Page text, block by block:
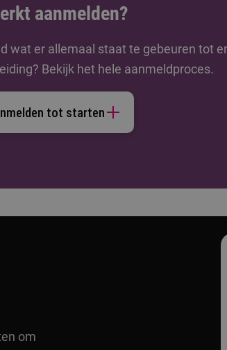
aanmelden?
wat er allemaal staat te gebeuren tot
Bekijk het hele aanmeldproces.
tot starten
om